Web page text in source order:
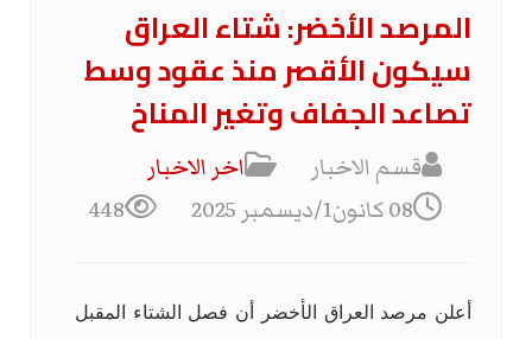
المرصد الأخضر: شتاء العراق
سيكون الأقصر منذ عقود وسط
تصاعد الجفاف وتغير المناخ
قسم الاخبار
اخر الاخبار
08 كانون1/ديسمبر 2025
448
أعلن مرصد العراق الأخضر أن فصل الشتاء المقبل